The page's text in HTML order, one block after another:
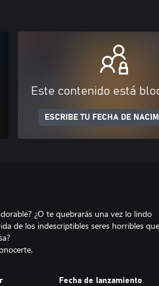
Este contenido está
ESCRIBE TU FECHA DE
¿O te quebrarás una vez lo lindo
de los indescriptibles seres horribles que
Fecha de lanzamiento